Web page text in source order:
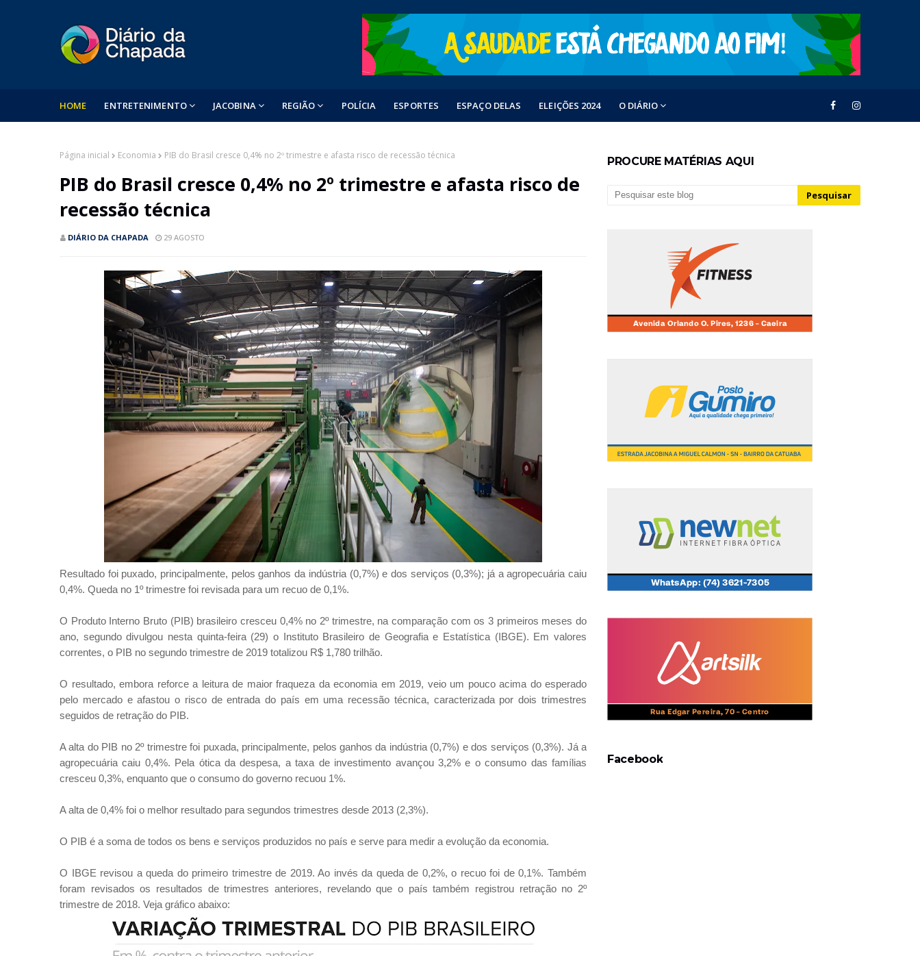
HOME ENTRETENIMENTO JACOBINA REGIÃO POLÍCIA ESPORTES ESPAÇO DELAS ELEIÇÕES 2024 O DIÁRIO
Página inicial Economia PIB do Brasil cresce 0,4% no 2º trimestre e afasta risco de recessão técnica
PIB do Brasil cresce 0,4% no 2º trimestre e afasta risco de
recessão técnica
DIÁRIO DA CHAPADA 29 AGOSTO
Resultado foi puxado, principalmente, pelos ganhos da indústria (0,7%) e dos serviços (0,3%); já a agropecuária caiu
0,4%. Queda no 1º trimestre foi revisada para um recuo de 0,1%.
O Produto Interno Bruto (PIB) brasileiro cresceu 0,4% no 2º trimestre, na comparação com os 3 primeiros meses do
ano, segundo divulgou nesta quinta-feira (29) o Instituto Brasileiro de Geografia e Estatística (IBGE). Em valores
correntes, o PIB no segundo trimestre de 2019 totalizou R$ 1,780 trilhão.
O resultado, embora reforce a leitura de maior fraqueza da economia em 2019, veio um pouco acima do esperado
pelo mercado e afastou o risco de entrada do país em uma recessão técnica, caracterizada por dois trimestres
seguidos de retração do PIB.
A alta do PIB no 2º trimestre foi puxada, principalmente, pelos ganhos da indústria (0,7%) e dos serviços (0,3%). Já a
agropecuária caiu 0,4%. Pela ótica da despesa, a taxa de investimento avançou 3,2% e o consumo das famílias
cresceu 0,3%, enquanto que o consumo do governo recuou 1%.
A alta de 0,4% foi o melhor resultado para segundos trimestres desde 2013 (2,3%).
O PIB é a soma de todos os bens e serviços produzidos no país e serve para medir a evolução da economia.
O IBGE revisou a queda do primeiro trimestre de 2019. Ao invés da queda de 0,2%, o recuo foi de 0,1%. Também
foram revisados os resultados de trimestres anteriores, revelando que o país também registrou retração no 2º
trimestre de 2018. Veja gráfico abaixo:
PROCURE MATÉRIAS AQUI
Facebook